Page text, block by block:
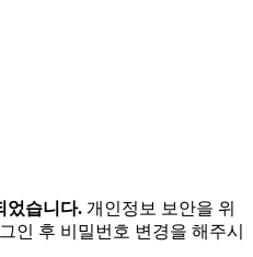
었습니다. 개인정보 보안을 위
인 후 비밀번호 변경을 해주시